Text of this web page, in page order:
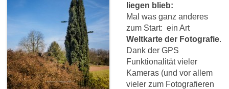
liegen blieb:
Mal was ganz anderes
zum Start: ein Art
Weltkarte der Fotografie.
Dank der GPS
Funktionalität vieler
Kameras (und vor allem
vieler zum Fotografieren